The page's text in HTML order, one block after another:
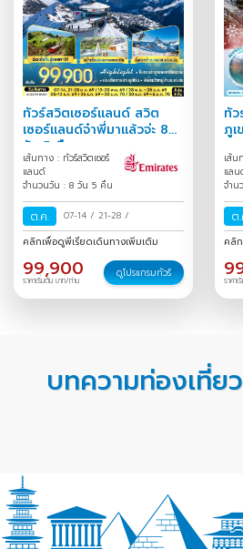
ทัวร์สวิตเซอร์แลนด์ สวิต
เซอร์แลนด์จ๋าพี่มาแล้วจ่ะ 8
วัน 5 คืน
เส้นทาง : ทัวร์สวิตเซอร์
แลนด์
จำนวนวัน : 8 วัน 5 คืน
ต.ค. 07-14 / 21-28 /
คลิกเพื่อดูพีเรียดเดินทางเพิ่มเติม
99,900
ราคาเริ่มต้น บาท/ท่าน
ดูโปรแกรมทัวร์
ทั
ภูเ
แ
เส้น
แล
จำน
ต
คลิ
ราคา
บทความท่องเที่ย